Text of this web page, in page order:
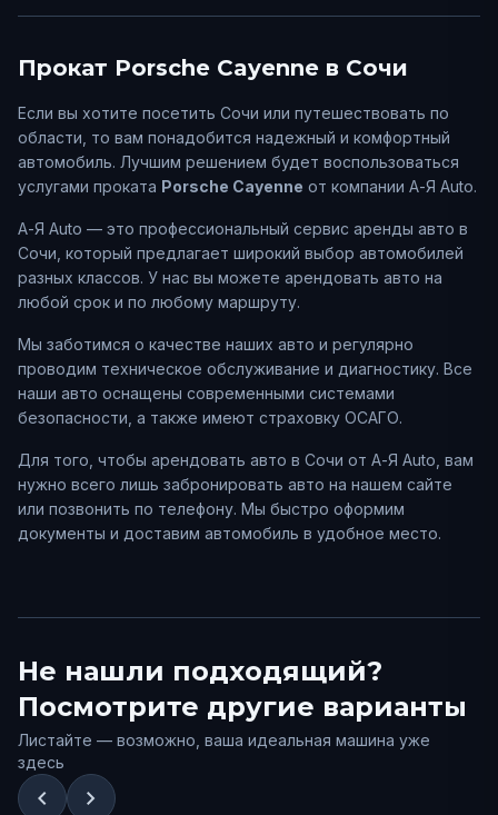
Прокат Porsche Cayenne в Сочи
Если вы хотите посетить Сочи или путешествовать по
области, то вам понадобится надежный и комфортный
автомобиль. Лучшим решением будет воспользоваться
услугами проката Porsche Cayenne от компании А-Я Auto.
А-Я Auto — это профессиональный сервис аренды авто в
Сочи , который предлагает широкий выбор автомобилей
разных классов. У нас вы можете арендовать авто на
любой срок и по любому маршруту.
Мы заботимся о качестве наших авто и регулярно
проводим техническое обслуживание и диагностику. Все
наши авто оснащены современными системами
безопасности, а также имеют страховку ОСАГО.
Для того, чтобы арендовать авто в Сочи от А-Я Auto, вам
нужно всего лишь забронировать авто на нашем сайте
или позвонить по телефону. Мы быстро оформим
документы и доставим автомобиль в удобное место.
Не нашли подходящий?
Посмотрите другие варианты
Листайте — возможно, ваша идеальная машина уже
здесь
chevron_left chevron_right